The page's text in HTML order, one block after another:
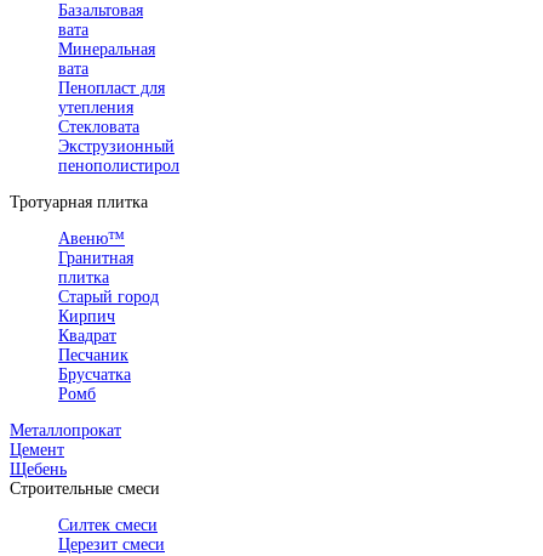
Базальтовая
вата
Минеральная
вата
Пенопласт для
утепления
Стекловата
Экструзионный
пенополистирол
Тротуарная плитка
Авеню™
Гранитная
плитка
Старый город
Кирпич
Квадрат
Песчаник
Брусчатка
Ромб
Металлопрокат
Цемент
Щебень
Строительные смеси
Силтек смеси
Церезит смеси